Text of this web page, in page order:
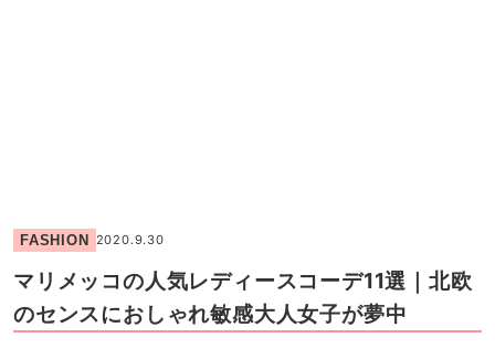
FASHION 2020.9.30
マリメッコの人気レディースコーデ11選｜北欧
のセンスにおしゃれ敏感大人女子が夢中